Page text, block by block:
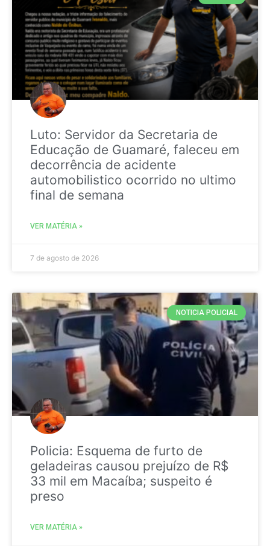
Luto: Servidor da Secretaria de
Educação de Guamaré, faleceu em
decorrência de acidente
automobilistico ocorrido no ultimo
final de semana
VER MATÉRIA »
7 de agosto de 2026
NOTICIA POLICIAL
Policia: Esquema de furto de
geladeiras causou prejuízo de R$
33 mil em Macaíba; suspeito é
preso
VER MATÉRIA »